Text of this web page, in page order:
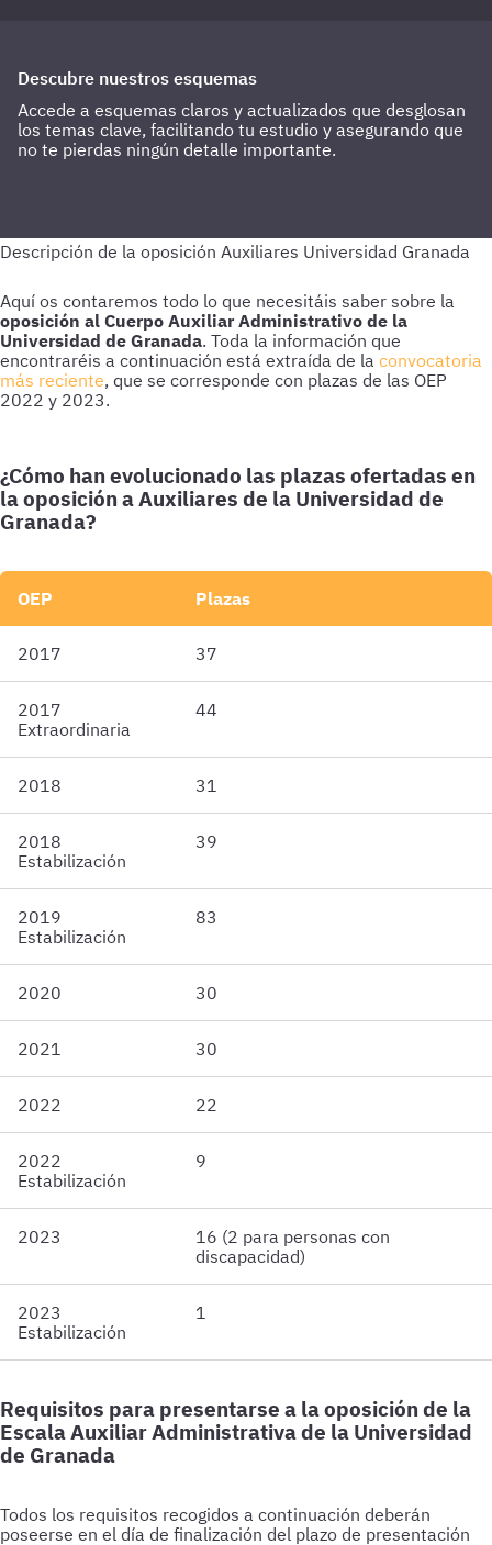
Descubre nuestros esquemas
Accede a esquemas claros y actualizados que desglosan
los temas clave, facilitando tu estudio y asegurando que
no te pierdas ningún detalle importante.
Aquí os contaremos todo lo que necesitáis saber sobre la
oposición al Cuerpo Auxiliar Administrativo de la
Universidad de Granada. Toda la información que
encontraréis a continuación está extraída de la convocatoria
más reciente, que se corresponde con plazas de las OEP
2022 y 2023.
¿Cómo han evolucionado las plazas ofertadas en
la oposición a Auxiliares de la Universidad de
Granada?
OEP Plazas
2017 37
2017
Extraordinaria
44
2018 31
2018
Estabilización
39
2019
Estabilización
83
2020 30
2021 30
2022 22
2022
Estabilización
9
2023
16 (2 para personas con
discapacidad)
2023
Estabilización
1
Requisitos para presentarse a la oposición de la
Escala Auxiliar Administrativa de la Universidad
de Granada
Todos los requisitos recogidos a continuación deberán
poseerse en el día de finalización del plazo de presentación